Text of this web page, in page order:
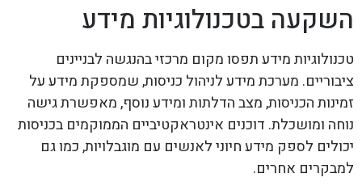
השקעה בטכנולוגיות מידע
טכנולוגיות מידע תפסו מקום מרכזי בהנגשה לבניינים
ציבוריים. מערכת מידע לניהול כניסות, שמספקת מידע על
זמינות הכניסות, מצב הדלתות ומידע נוסף, מאפשרת גישה
נוחה ומושכלת. דוכנים אינטראקטיביים הממוקמים בכניסות
יכולים לספק מידע חיוני לאנשים עם מוגבלויות, כמו גם
למבקרים אחרים.